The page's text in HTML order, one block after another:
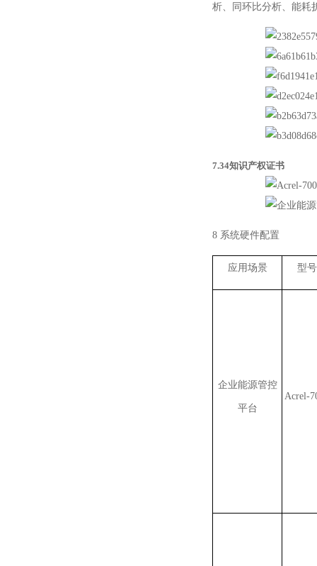
析、同环比分析、能耗
7.34知识产权证书
8 系统硬件配置
应用场景 型号
企业能源管控
平台
Acrel-